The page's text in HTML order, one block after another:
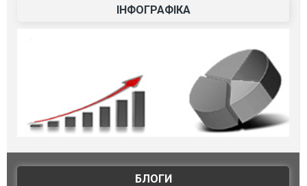
ІНФОГРАФІКА
БЛОГИ